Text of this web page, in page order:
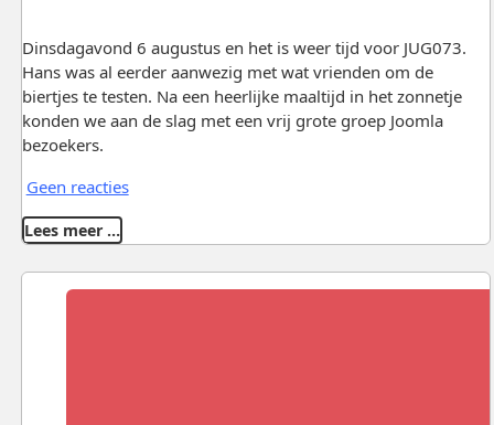
Dinsdagavond 6 augustus en het is weer tijd voor JUG073.
Hans was al eerder aanwezig met wat vrienden om de
biertjes te testen. Na een heerlijke maaltijd in het zonnetje
konden we aan de slag met een vrij grote groep Joomla
bezoekers.
Geen reacties
Lees meer …